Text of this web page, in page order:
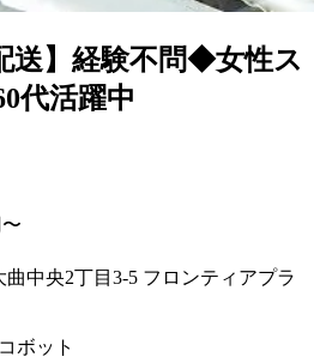
送】経験不問◆女性ス
代活躍中
中央2丁目3-5 フロンティアプラ
ボット